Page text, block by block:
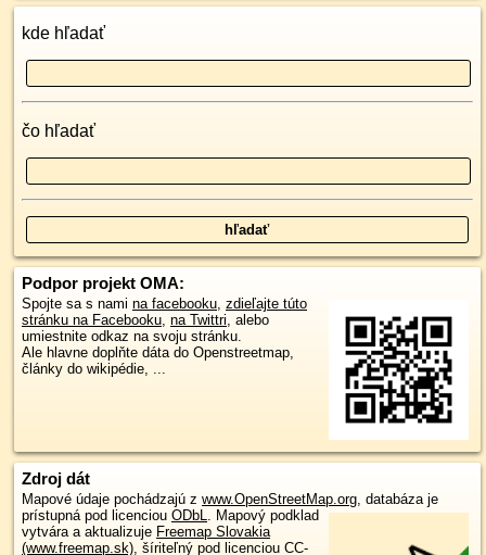
kde hľadať
čo hľadať
Podpor projekt OMA:
Spojte sa s nami na facebooku, zdieľajte túto
stránku na Facebooku, na Twittri, alebo
umiestnite odkaz na svoju stránku.
Ale hlavne doplňte dáta do Openstreetmap,
články do wikipédie, ...
Zdroj dát
Mapové údaje pochádzajú z www.OpenStreetMap.org, databáza je
prístupná pod licenciou ODbL. Mapový podklad
vytvára a aktualizuje Freemap Slovakia
(www.freemap.sk), šíriteľný pod licenciou CC-